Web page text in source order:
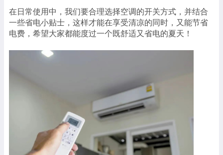
在日常使用中，我们要合理选择空调的开关方式，并结合
一些省电小贴士，这样才能在享受清凉的同时，又能节省
电费，希望大家都能度过一个既舒适又省电的夏天！